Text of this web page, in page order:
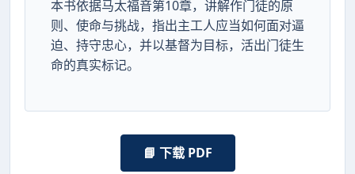
本书依据马太福音第10章，讲解作门徒的原
则、使命与挑战，指出主工人应当如何面对逼
迫、持守忠心，并以基督为目标，活出门徒生
命的真实标记。
📘 下载 PDF